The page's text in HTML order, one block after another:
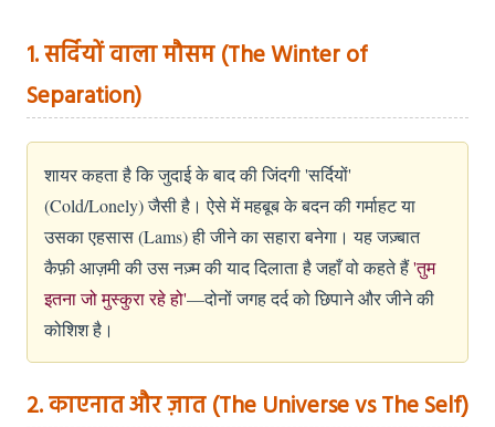
1. सर्दियों वाला मौसम (The Winter of
Separation)
शायर कहता है कि जुदाई के बाद की जिंदगी 'सर्दियों'
(Cold/Lonely) जैसी है। ऐसे में महबूब के बदन की गर्माहट या
उसका एहसास (Lams) ही जीने का सहारा बनेगा। यह जज़्बात
कैफ़ी आज़मी की उस नज़्म की याद दिलाता है जहाँ वो कहते हैं'तुम
इतना जो मुस्कुरा रहे हो'—दोनों जगह दर्द को छिपाने और जीने की
कोशिश है।
2. काएनात और ज़ात (The Universe vs The Self)